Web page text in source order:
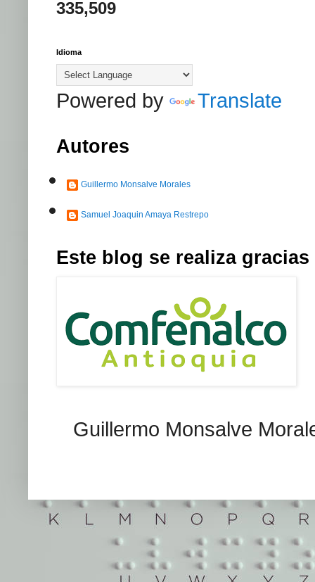
335,509
Idioma
Powered by Translate
Autores
Guillermo Monsalve Morales
Samuel Joaquin Amaya Restrepo
Este blog se realiza
Guillermo Monsalve